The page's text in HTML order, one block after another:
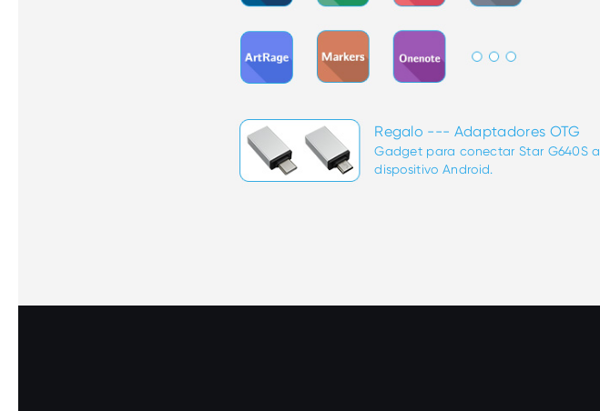
Regalo --- Adaptadores OTG
Gadget para conectar Star G640S a
dispositivo Android.